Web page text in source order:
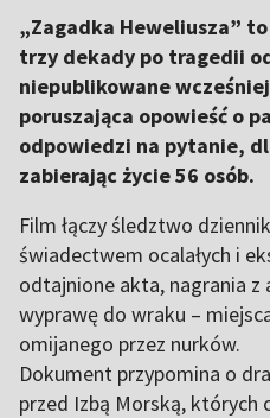
„Zagadka Heweliusza”
trzy dekady po tragedii
niepublikowane
poruszająca opowieść o
odpowiedzi na pytanie,
zabierając życie 56 osób.
Film łączy śledztwo
świadectwem ocalałych i
odtajnione akta, nagrania z
wyprawę do wraku –
omijanego przez nurków.
Dokument przypomina o
przed Izbą Morską, których